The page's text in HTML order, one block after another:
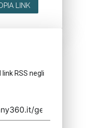
LINK
RSS negli